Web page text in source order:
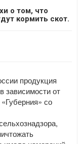
о том, что
кормить скот.
продукция
зависимости от
со